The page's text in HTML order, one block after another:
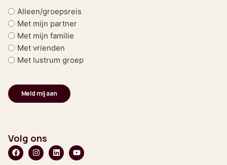
Alleen/groepsreis
Met mijn partner
Met mijn familie
Met vrienden
Met lustrum groep
Volg ons